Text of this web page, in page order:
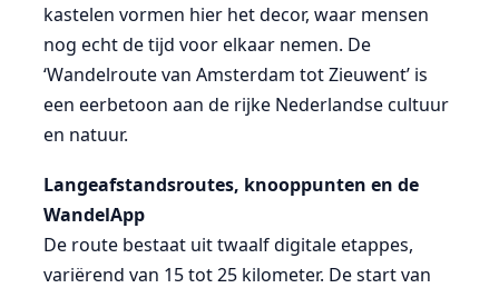
kastelen vormen hier het decor, waar mensen
nog echt de tijd voor elkaar nemen. De
‘Wandelroute van Amsterdam tot Zieuwent’ is
een eerbetoon aan de rijke Nederlandse cultuur
en natuur.
Langeafstandsroutes, knooppunten en de
WandelApp
De route bestaat uit twaalf digitale etappes,
variërend van 15 tot 25 kilometer. De start van